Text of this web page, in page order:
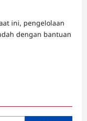
ini, pengelolaan
dengan bantuan